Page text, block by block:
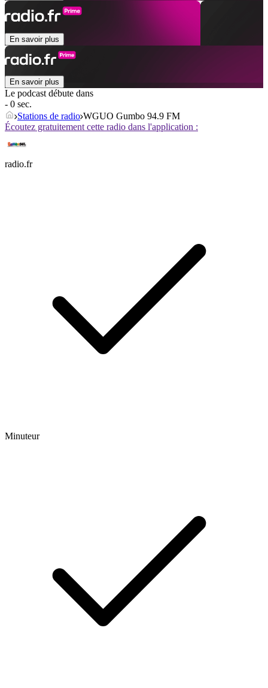
En savoir plus
En savoir plus
Le podcast débute dans
- 0 sec.
Stations de radio WGUO Gumbo 94.9 FM
Écoutez gratuitement cette radio dans l'application :
radio.fr
Minuteur